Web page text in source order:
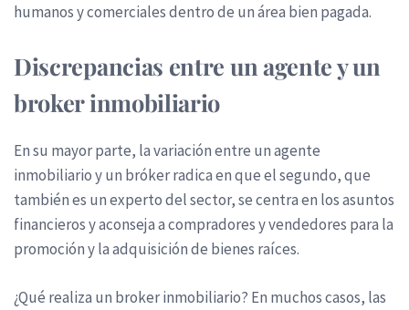
humanos y comerciales dentro de un área bien pagada.
Discrepancias entre un agente y un
broker inmobiliario
En su mayor parte, la variación entre un agente
inmobiliario y un bróker radica en que el segundo, que
también es un experto del sector, se centra en los asuntos
financieros y aconseja a compradores y vendedores para la
promoción y la adquisición de bienes raíces.
¿Qué realiza un broker inmobiliario? En muchos casos, las